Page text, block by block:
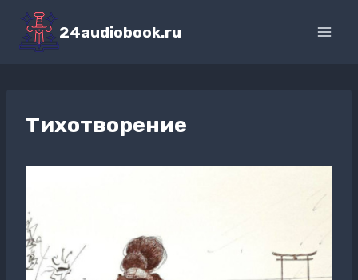
Перейти
содержимому
24audiobook.ru
Тихотворение